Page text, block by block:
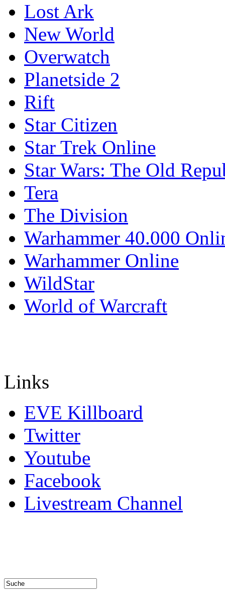
Lost Ark
New World
Overwatch
Planetside 2
Rift
Star Citizen
Star Trek Online
Star Wars: The Old
Tera
The Division
Warhammer 40.000
Warhammer Online
WildStar
World of Warcraft
Links
EVE Killboard
Twitter
Youtube
Facebook
Livestream Channel